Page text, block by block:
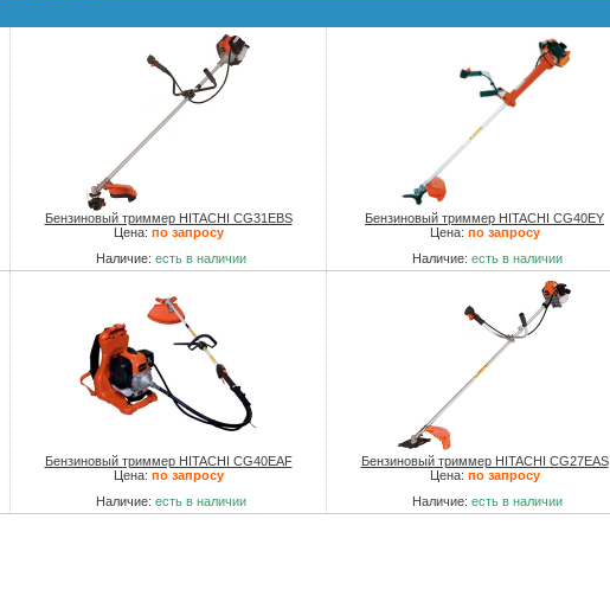
Бензиновый триммер HITACHI CG31EBS
Цена: по запросу
Наличие: есть в наличии
Бензиновый триммер HITACHI CG40EY
Цена: по запросу
Наличие: есть в наличии
Бензиновый триммер HITACHI CG40EAF
Цена: по запросу
Наличие: есть в наличии
Бензиновый триммер HITACHI CG27EAS
Цена: по запросу
Наличие: есть в наличии